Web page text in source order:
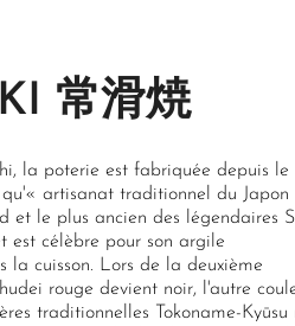
常滑焼
la poterie est fabriquée depuis le
artisanat traditionnel du Japon
et le plus ancien des légendaires
est célèbre pour son argile
la cuisson. Lors de la deuxième
rouge devient noir, l'autre
traditionnelles Tokoname-Kyūsu